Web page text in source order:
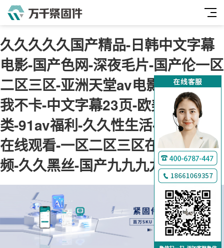
久久久久久国产精品-日韩中文字幕
电影-国产色网-深夜毛片-国产伦一区
二区三区-亚洲天堂av电影-神马午夜
我不卡-中文字幕23页-欧美综合另
类-91av福利-久久性生活-肉肉视频
在线观看-一区二区三区在线免费视
频-久久黑丝-国产九九九九